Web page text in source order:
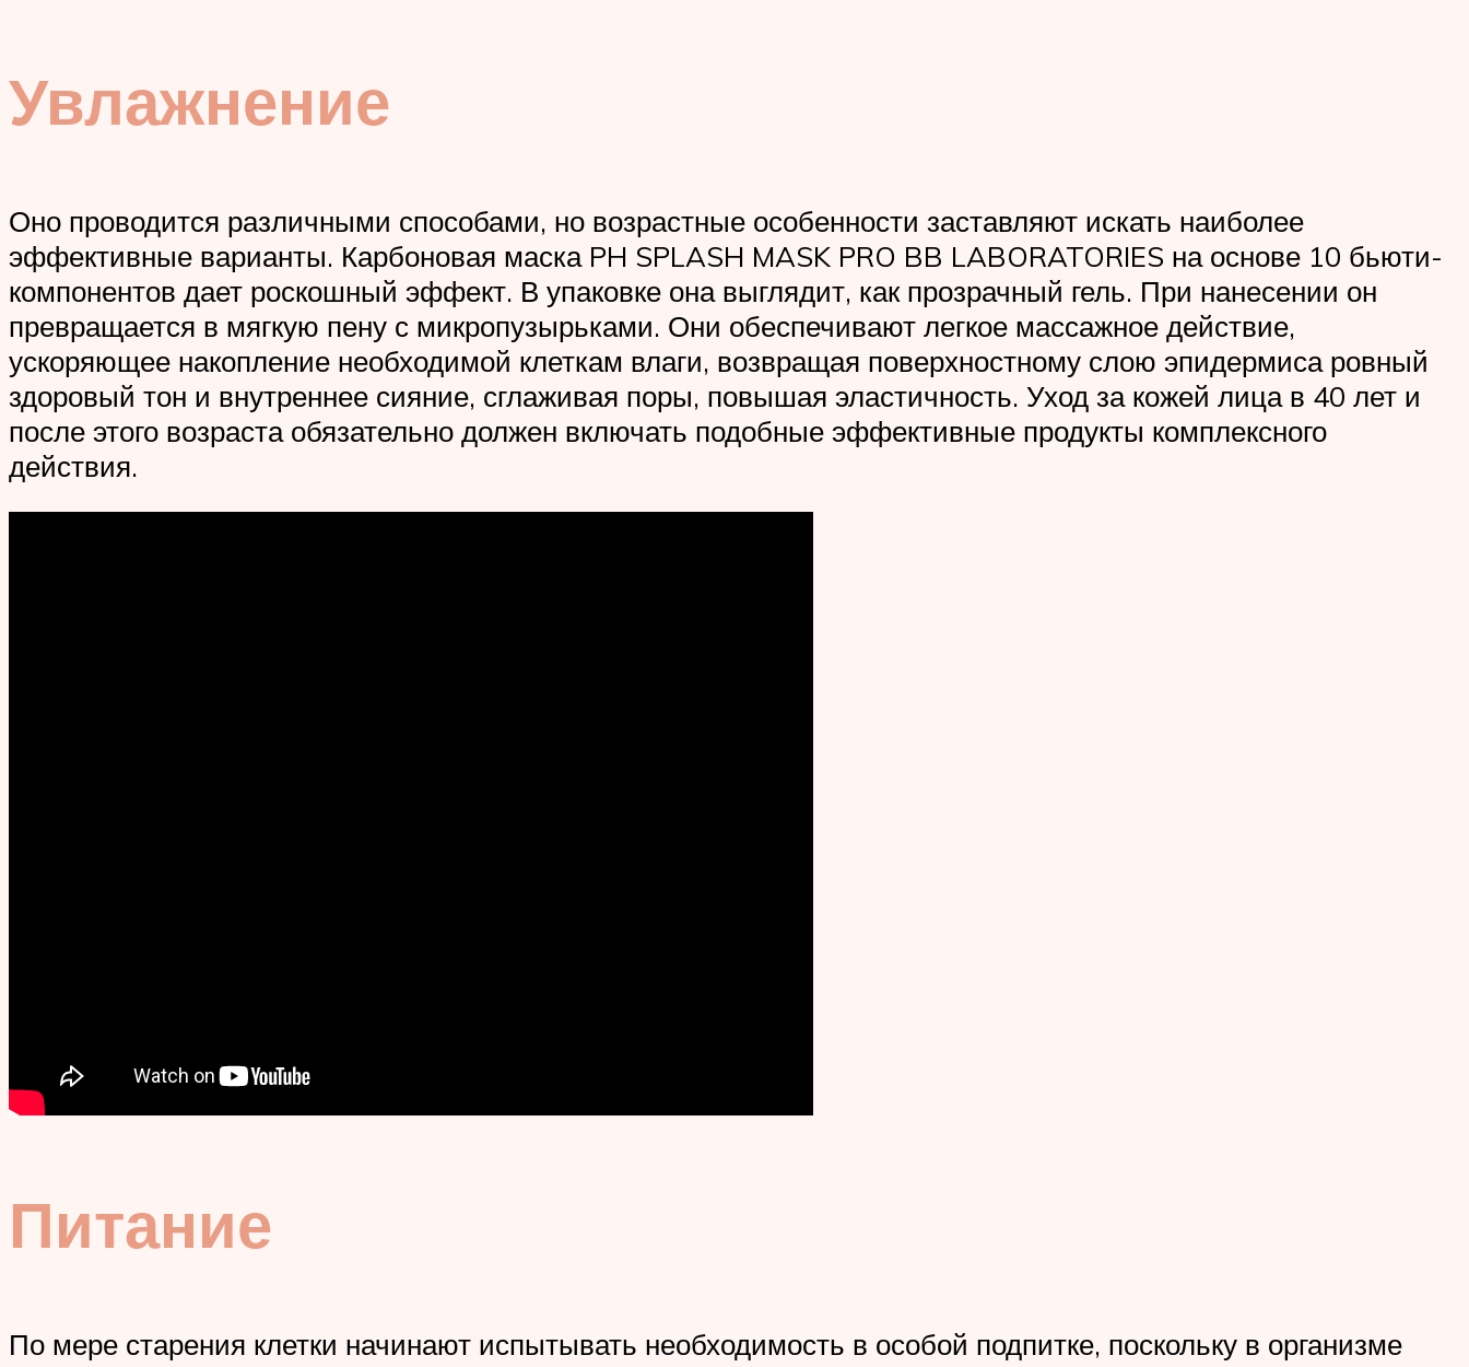
Увлажнение
Оно проводится различными способами, но возрастные особенности заставляют искать наиболее
эффективные варианты. Карбоновая маска PH SPLASH MASK PRO BB LABORATORIES на основе 10 бьюти-
компонентов дает роскошный эффект. В упаковке она выглядит, как прозрачный гель. При нанесении он
превращается в мягкую пену с микропузырьками. Они обеспечивают легкое массажное действие,
ускоряющее накопление необходимой клеткам влаги, возвращая поверхностному слою эпидермиса ровный
здоровый тон и внутреннее сияние, сглаживая поры, повышая эластичность. Уход за кожей лица в 40 лет и
после этого возраста обязательно должен включать подобные эффективные продукты комплексного
действия.
Питание
По мере старения клетки начинают испытывать необходимость в особой подпитке, поскольку в организме